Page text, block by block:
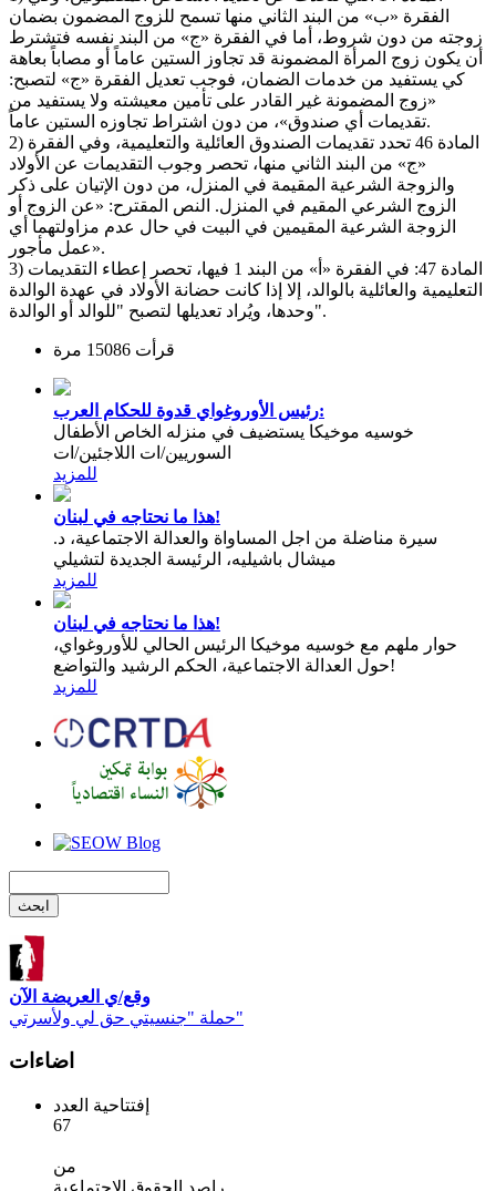
الفقرة «ب» من البند الثاني منها تسمح للزوج المضمون بضمان
زوجته من دون شروط، أما في الفقرة «ج» من البند نفسه فتشترط
أن يكون زوج المرأة المضمونة قد تجاوز الستين عاماً أو مصاباً بعاهة
كي يستفيد من خدمات الضمان، فوجب تعديل الفقرة «ج» لتصبح:
«زوج المضمونة غير القادر على تأمين معيشته ولا يستفيد من
تقديمات أي صندوق»، من دون اشتراط تجاوزه الستين عاماً.
2) المادة 46 تحدد تقديمات الصندوق العائلية والتعليمية، وفي الفقرة
«ج» من البند الثاني منها، تحصر وجوب التقديمات عن الأولاد
والزوجة الشرعية المقيمة في المنزل، من دون الإتيان على ذكر
الزوج الشرعي المقيم في المنزل. النص المقترح: «عن الزوج أو
الزوجة الشرعية المقيمين في البيت في حال عدم مزاولتهما أي
عمل مأجور».
3) المادة 47: في الفقرة «أ» من البند 1 فيها، تحصر إعطاء التقديمات
التعليمية والعائلية بالوالد، إلا إذا كانت حضانة الأولاد في عهدة الوالدة
وحدها، ويُراد تعديلها لتصبح "للوالد أو الوالدة".
قرأت 15086 مرة
رئيس الأوروغواي قدوة للحكام العرب:
خوسيه موخيكا يستضيف في منزله الخاص الأطفال
السوريين/ات اللاجئين/ات
للمزيد
هذا ما نحتاجه في لبنان!
سيرة مناضلة من اجل المساواة والعدالة الاجتماعية، د.
ميشال باشيليه، الرئيسة الجديدة لتشيلي
للمزيد
هذا ما نحتاجه في لبنان!
حوار ملهم مع خوسيه موخيكا الرئيس الحالي للأوروغواي،
حول العدالة الاجتماعية، الحكم الرشيد والتواضع!
للمزيد
وقع/ي العريضة الآن
حملة "جنسيتي حق لي ولأسرتي"
اضاءات
إفتتاحية العدد
67
من
راصد الحقوق الاجتماعية